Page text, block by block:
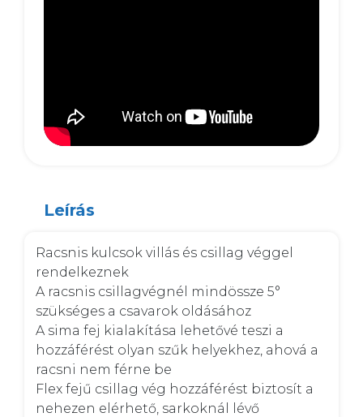
Leírás
Racsnis kulcsok villás és csillag véggel
rendelkeznek
A racsnis csillagvégnél mindössze 5°
szükséges a csavarok oldásához
A sima fej kialakítása lehetővé teszi a
hozzáférést olyan szűk helyekhez, ahová a
racsni nem férne be
Flex fejű csillag vég hozzáférést biztosít a
nehezen elérhető, sarkoknál lévő